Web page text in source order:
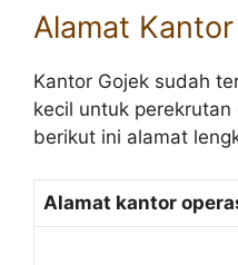
Alamat Kantor
Kantor Gojek sudah
kecil untuk
berikut ini alamat
Alamat kantor